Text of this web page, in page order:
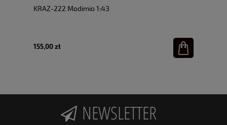
KRAZ-222 Modimio 1:43
155,00 zł
NEWSLETTER